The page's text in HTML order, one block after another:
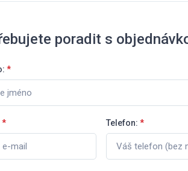
poradit s
*
* Telefon: *